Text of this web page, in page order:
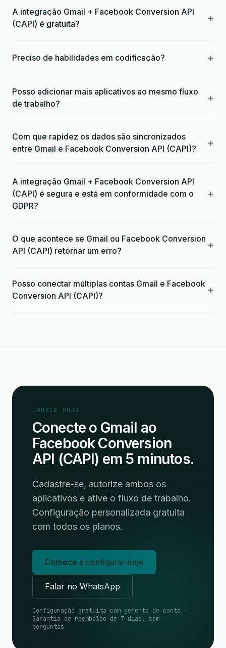
A integração Gmail + Facebook Conversion API
(CAPI) é gratuita?
+
Preciso de habilidades em codificação? +
Posso adicionar mais aplicativos ao mesmo fluxo
de trabalho?
+
Com que rapidez os dados são sincronizados
entre Gmail e Facebook Conversion API (CAPI)?
+
A integração Gmail + Facebook Conversion API
(CAPI) é segura e está em conformidade com o
GDPR?
+
O que acontece se Gmail ou Facebook Conversion
API (CAPI) retornar um erro?
+
Posso conectar múltiplas contas Gmail e Facebook
Conversion API (CAPI)?
+
COMECE HOJE
Conecte o Gmail ao
Facebook Conversion
API (CAPI) em 5 minutos.
Cadastre-se, autorize ambos os
aplicativos e ative o fluxo de trabalho.
Configuração personalizada gratuita
com todos os planos.
Comece a configurar hoje
Falar no WhatsApp
Configuração gratuita com gerente de conta ·
Garantia de reembolso de 7 dias, sem
perguntas